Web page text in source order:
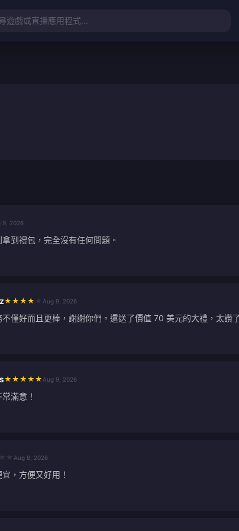
遊戲或直播應用程式...
9, 2026
到禮包，完全沒有任何問題。
★ ★ ★ ★ Aug 9, 2026
僅好而且更棒，謝謝你們。還送了價值 70 美元的大禮，太讚
★ ★ ★ ★ ★ Aug 9, 2026
滿意！
Aug 8, 2026
，方便又好用！